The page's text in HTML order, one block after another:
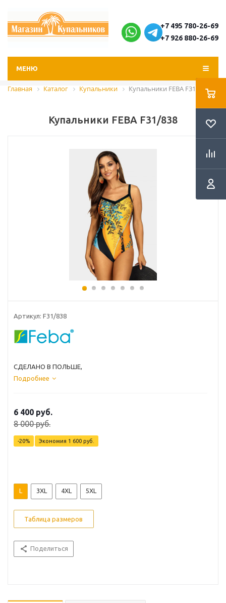
+7 495 780-26-69
+7 926 880-26-69
МЕНЮ
Главная Каталог Купальники Купальники FEBA F31/838
Купальники FEBA F31/838
Артикул: F31/838
СДЕЛАНО В ПОЛЬШЕ,
Подробнее
6 400 руб.
8 000 руб.
-20% Экономия 1 600 руб.
L 3XL 4XL 5XL
Таблица размеров
Поделиться